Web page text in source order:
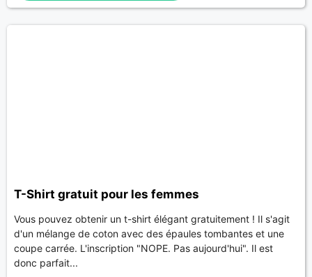
T-Shirt gratuit pour les femmes
Vous pouvez obtenir un t-shirt élégant gratuitement ! Il s'agit
d'un mélange de coton avec des épaules tombantes et une
coupe carrée. L'inscription "NOPE. Pas aujourd'hui". Il est
donc parfait...